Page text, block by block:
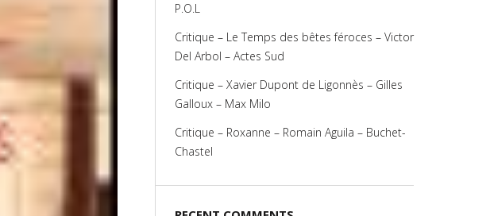
P.O.L
Critique – Le Temps des bêtes féroces – Victor
Del Arbol – Actes Sud
Critique – Xavier Dupont de Ligonnès – Gilles
Galloux – Max Milo
Critique – Roxanne – Romain Aguila – Buchet-
Chastel